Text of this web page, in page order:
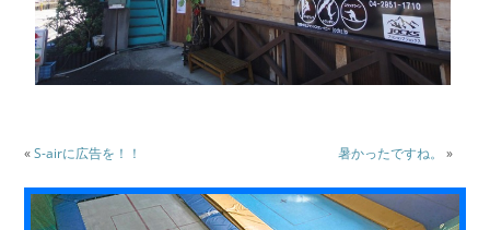
«S-airに広告を！！ 暑かったですね。 »